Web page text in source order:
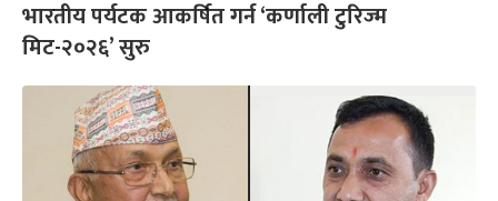
भारतीय पर्यटक आकर्षित गर्न ‘कर्णाली टुरिज्म
मिट-२०२६’ सुरु